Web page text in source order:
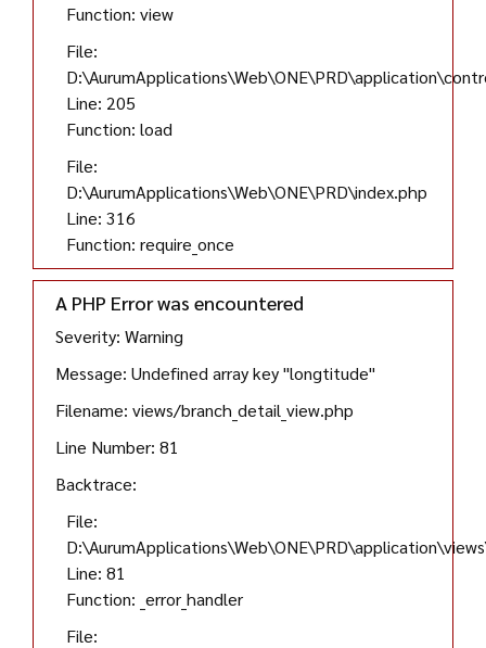
Function: view
File:
Line: 205
Function: load
File:
D:\AurumApplications\Web\ONE\PRD\index.php
Line: 316
Function: require_once
A PHP Error was encountered
Severity: Warning
Message: Undefined array key "longtitude"
Filename: views/branch_detail_view.php
Line Number: 81
Backtrace:
File:
Line: 81
Function: _error_handler
File: